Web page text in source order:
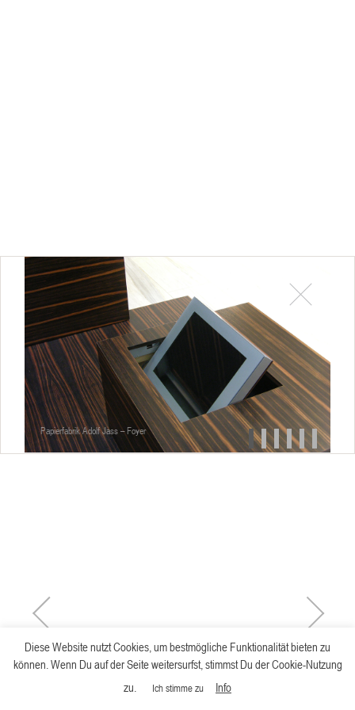
Papierfabrik Adolf Jass – Foyer
Diese Website nutzt Cookies, um bestmögliche Funktionalität bieten zu
können. Wenn Du auf der Seite weitersurfst, stimmst Du der Cookie-Nutzung
zu.
Ich stimme zu Info